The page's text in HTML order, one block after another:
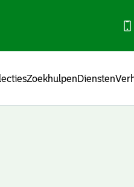
ZoekhulpenDiensten